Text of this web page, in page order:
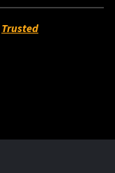
Trusted